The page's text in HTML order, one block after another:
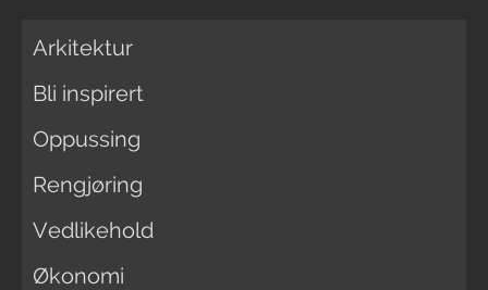
Arkitektur
Bli inspirert
Oppussing
Rengjøring
Vedlikehold
Økonomi